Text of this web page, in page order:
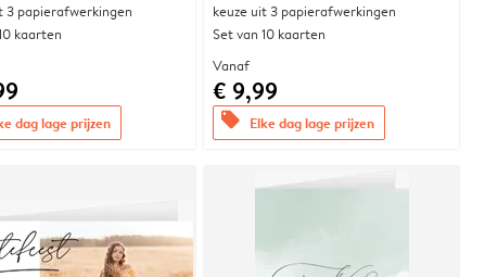
3 papierafwerkingen
kaarten
dag lage prijzen
keuze uit 3 papierafwerkingen
Set van 10 kaarten
Vanaf
€ 9,99
offers Elke dag lage prijzen